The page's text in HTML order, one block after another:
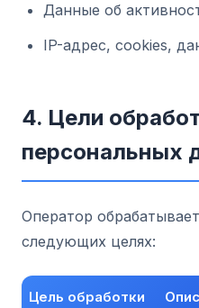
Данные об
IP-адрес, cookies,
4. Цели
персональных
Оператор
следующих целях:
Цель обработки